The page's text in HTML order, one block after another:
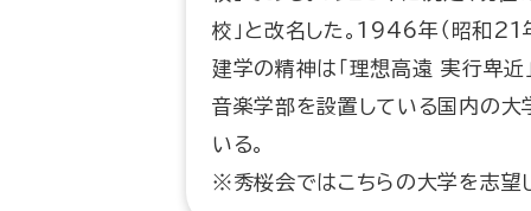
校」と改名した。1946年（昭和21
建学の精神は「理想高遠 実行卑近
音楽学部を設置している国内の大
いる。
※秀桜会ではこちらの大学を志望